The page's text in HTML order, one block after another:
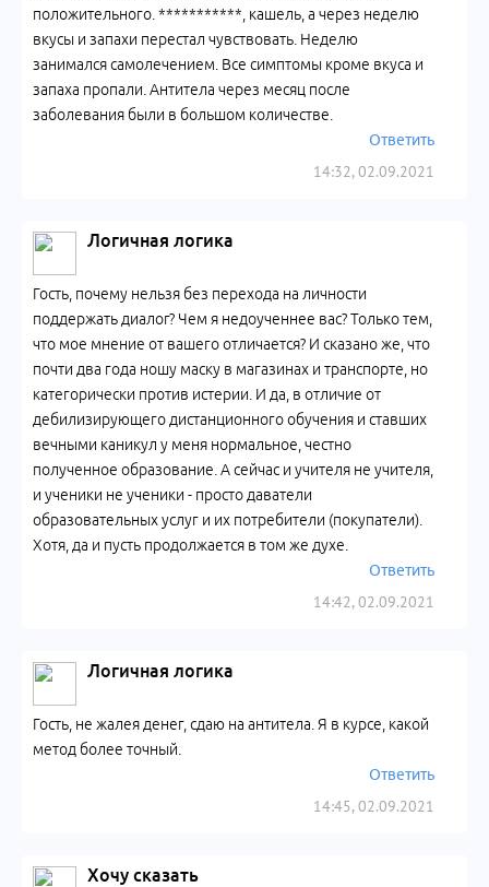
14:32, 02.09.2021
положительного. ***********, кашель, а через неделю
вкусы и запахи перестал чувствовать. Неделю
занимался самолечением. Все симптомы кроме вкуса и
запаха пропали. Антитела через месяц после
заболевания были в большом количестве.
Ответить
Логичная логика
14:42, 02.09.2021
Гость, почему нельзя без перехода на личности
поддержать диалог? Чем я недоученнее вас? Только тем,
что мое мнение от вашего отличается? И сказано же, что
почти два года ношу маску в магазинах и транспорте, но
категорически против истерии. И да, в отличие от
дебилизирующего дистанционного обучения и ставших
вечными каникул у меня нормальное, честно
полученное образование. А сейчас и учителя не учителя,
и ученики не ученики - просто даватели
образовательных услуг и их потребители (покупатели).
Хотя, да и пусть продолжается в том же духе.
Ответить
Логичная логика
14:45, 02.09.2021
Гость, не жалея денег, сдаю на антитела. Я в курсе, какой
метод более точный.
Ответить
Хочу сказать